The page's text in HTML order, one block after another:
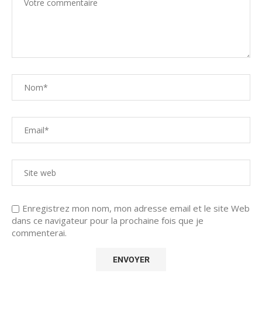
Enregistrez mon nom, mon adresse email et le site Web
dans ce navigateur pour la prochaine fois que je
commenterai.